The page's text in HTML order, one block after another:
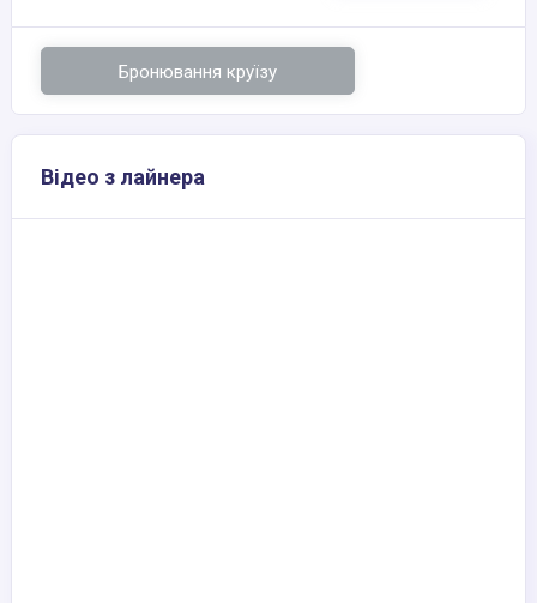
Бронювання круїзу
Відео з лайнера